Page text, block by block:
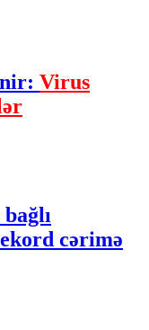
Virus
cərimə